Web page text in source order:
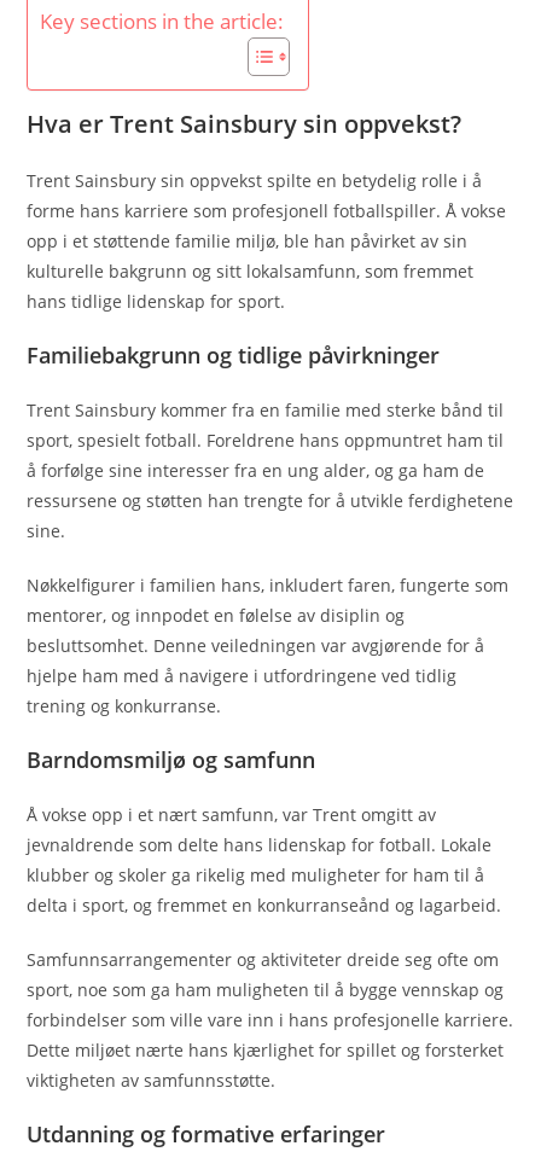
Key sections in the article:
Hva er Trent Sainsbury sin oppvekst?
Trent Sainsbury sin oppvekst spilte en betydelig rolle i å
forme hans karriere som profesjonell fotballspiller. Å vokse
opp i et støttende familie miljø, ble han påvirket av sin
kulturelle bakgrunn og sitt lokalsamfunn, som fremmet
hans tidlige lidenskap for sport.
Familiebakgrunn og tidlige påvirkninger
Trent Sainsbury kommer fra en familie med sterke bånd til
sport, spesielt fotball. Foreldrene hans oppmuntret ham til
å forfølge sine interesser fra en ung alder, og ga ham de
ressursene og støtten han trengte for å utvikle ferdighetene
sine.
Nøkkelfigurer i familien hans, inkludert faren, fungerte som
mentorer, og innpodet en følelse av disiplin og
besluttsomhet. Denne veiledningen var avgjørende for å
hjelpe ham med å navigere i utfordringene ved tidlig
trening og konkurranse.
Barndomsmiljø og samfunn
Å vokse opp i et nært samfunn, var Trent omgitt av
jevnaldrende som delte hans lidenskap for fotball. Lokale
klubber og skoler ga rikelig med muligheter for ham til å
delta i sport, og fremmet en konkurranseånd og lagarbeid.
Samfunnsarrangementer og aktiviteter dreide seg ofte om
sport, noe som ga ham muligheten til å bygge vennskap og
forbindelser som ville vare inn i hans profesjonelle karriere.
Dette miljøet nærte hans kjærlighet for spillet og forsterket
viktigheten av samfunnsstøtte.
Utdanning og formative erfaringer